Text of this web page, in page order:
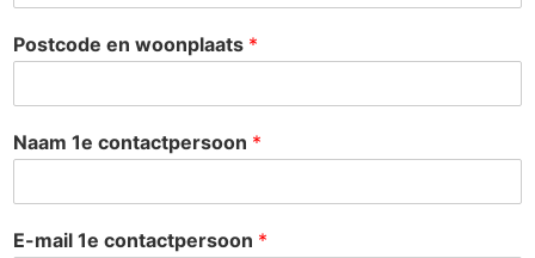
Postcode en woonplaats *
Naam 1e contactpersoon *
E-mail 1e contactpersoon *